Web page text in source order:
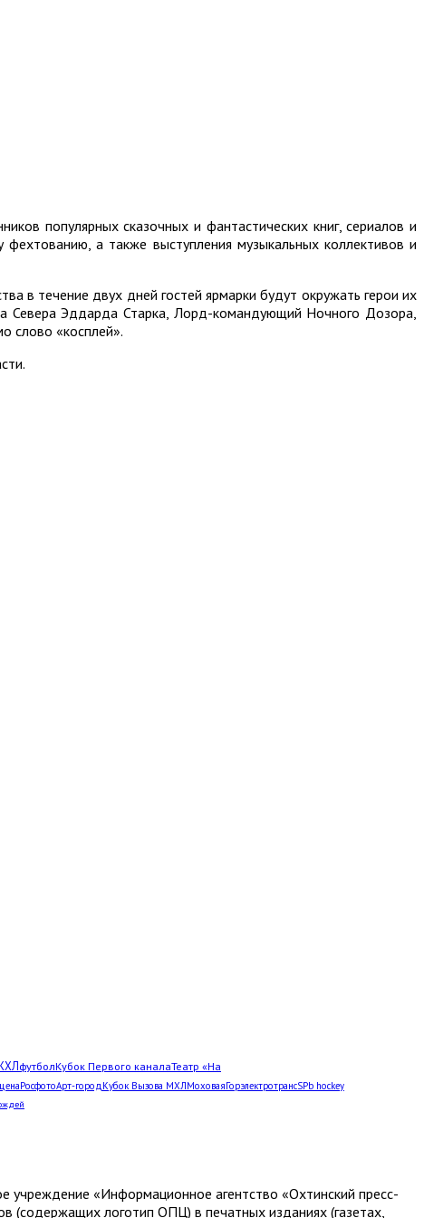
популярных сказочных и фантастических книг, сериалов и
а также выступления музыкальных коллективов и
в течение двух дней гостей ярмарки будут окружать герои их
Севера Эддарда Старка, Лорд-командующий Ночного Дозора,
слово «косплей».
футболКубок Первого каналаТеатр «На
РосфотоАрт-город Кубок Вызова МХЛМоховаяГорэлектротрансSPb hockey
учреждение «Информационное агентство «Охтинский пресс-
(содержащих логотип ОПЦ) в печатных изданиях (газетах,